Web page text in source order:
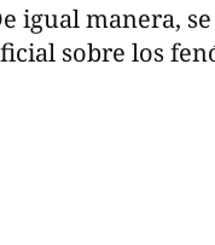
igual manera,
sobre los